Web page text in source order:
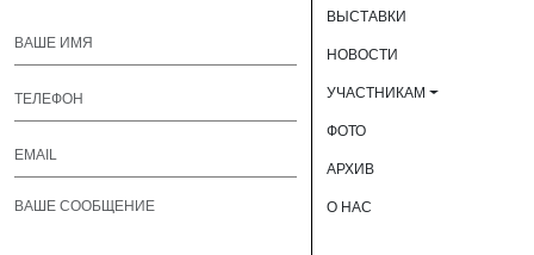
ВЫСТАВКИ
НОВОСТИ
УЧАСТНИКАМ
ФОТО
АРХИВ
О НАС